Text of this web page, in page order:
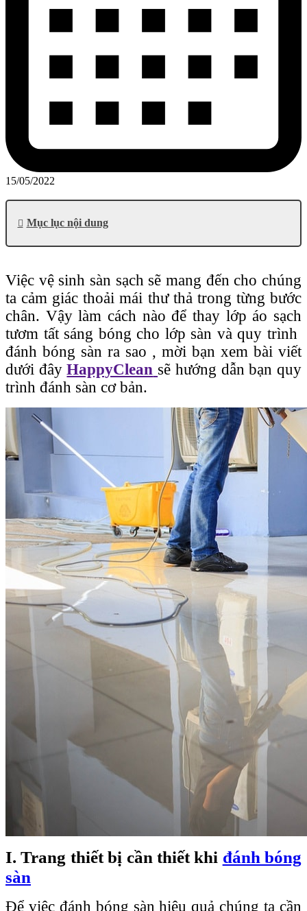
15/05/2022
Mục lục nội dung
Việc vệ sinh sàn sạch sẽ mang đến cho chúng
ta cảm giác thoải mái thư thả trong từng bước
chân. Vậy làm cách nào để thay lớp áo sạch
tươm tất sáng bóng cho lớp sàn và quy trình
đánh bóng sàn ra sao , mời bạn xem bài viết
dưới đâyHappyClean sẽ hướng dẫn bạn quy
trình đánh sàn cơ bản.
I. Trang thiết bị cần thiết khi đánh bóng
sàn
Để việc đánh bóng sàn hiệu quả chúng ta cần